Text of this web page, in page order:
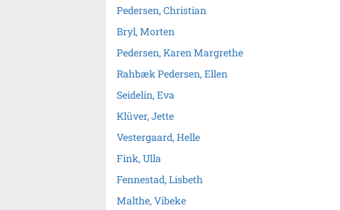
Pedersen, Christian
Bryl, Morten
Pedersen, Karen Margrethe
Rahbæk Pedersen, Ellen
Seidelin, Eva
Klüver, Jette
Vestergaard, Helle
Fink, Ulla
Fennestad, Lisbeth
Malthe, Vibeke